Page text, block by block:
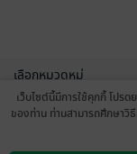
เลือกหมวดหมู่
บริการช่วยเหลือ
เว็บไซต์นี้มีการใช้คุกกี้ โปร
ของท่าน ท่านสามารถศึกษา